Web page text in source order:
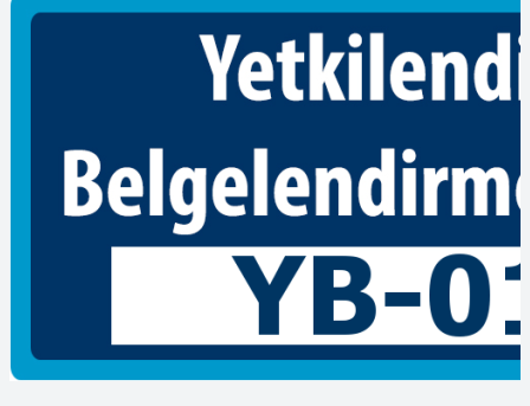
Bireylerin MYK Mesleki Yeterlilik Belgesi alabilmeleri için belge
almak istedikleri mesleğe ait ulusal yeterliliğin olması ve MYK
tarafından bu ulusal yeterlilikte sınav ve belgelendirme yapmak
üzere yetkilendirilmiş belgelendirme kuruluşunun bulunması
Otomasyon Sistemleri Montajcısı Mesleki
Yeterlilik Belgesi Alma Şartları
BAŞVURU EVRAKLARI:
Belgelendirme talep formu (ıslak imzalı olarak POLY CERT’e
Sınav ücretinin yatırıldığına dair dekont
Belge kullanım sözleşmesi